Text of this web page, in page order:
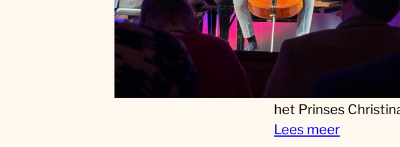
de regio Utrecht
het weekend van
25 januari succes
geboekt tijdens de
het Prinses
Lees meer